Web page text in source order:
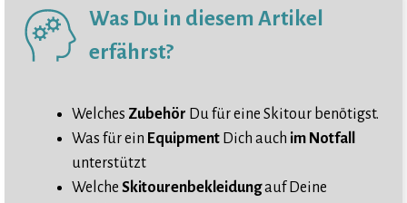
Was Du in diesem Artikel
erfährst?
Welches Zubehör Du für eine Skitour benötigst.
Was für ein Equipment Dich auch im Notfall
unterstützt
Welche Skitourenbekleidungauf Deine